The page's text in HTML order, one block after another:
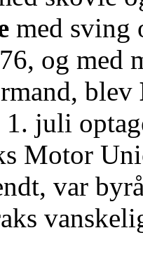
med sving
og med
blev
1. juli
Motor
var